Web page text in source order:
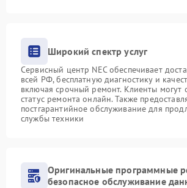
Широкий спектр услуг
Сервисный центр NEC обеспечивает
всей РФ, бесплатную диагностику и
включая срочный ремонт. Клиенты могут
статус ремонта онлайн. Также
постгарантийное обслуживание для
службы техники
Оригинальные программные
безопасное обслуживание